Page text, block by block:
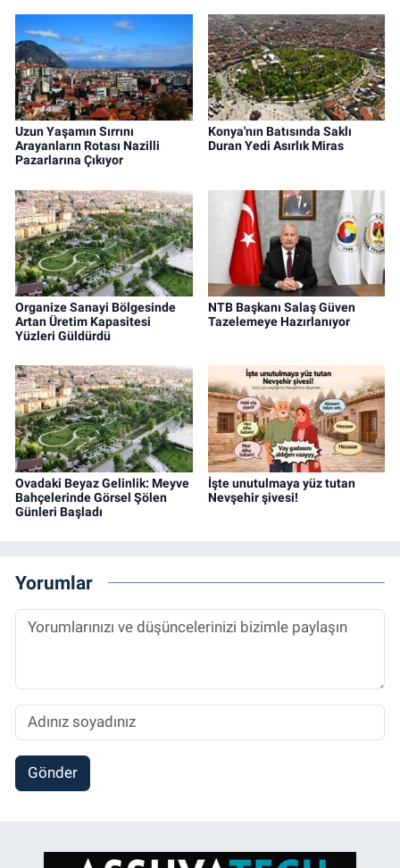
Uzun Yaşamın Sırrını
Arayanların Rotası Nazilli
Pazarlarına Çıkıyor
Konya'nın Batısında Saklı
Duran Yedi Asırlık Miras
Organize Sanayi Bölgesinde
Artan Üretim Kapasitesi
Yüzleri Güldürdü
NTB Başkanı Salaş Güven
Tazelemeye Hazırlanıyor
Ovadaki Beyaz Gelinlik: Meyve
Bahçelerinde Görsel Şölen
Günleri Başladı
İşte unutulmaya yüz tutan
Nevşehir şivesi!
Yorumlar
Gönder